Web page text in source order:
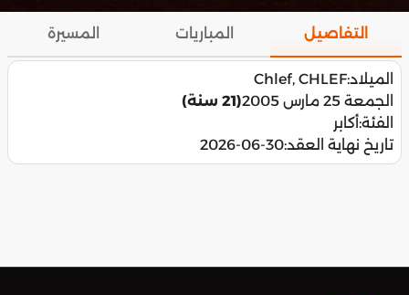
التفاصيل المباريات المسيرة
الميلاد:Chlef, CHLEF
الجمعة 25 مارس 2005
(21 سنة)
الفئة:أكابر
تاريخ نهاية العقد:2026-06-30